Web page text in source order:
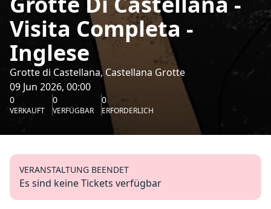
Visita Completa -
Inglese
Grotte di Castellana, Castellana Grotte
09 Jun 2026, 00:00
0
VERKAUFT
0
VERFÜGBAR
0
ERFORDERLICH
VERANSTALTUNG BEENDET
Es sind keine Tickets verfügbar